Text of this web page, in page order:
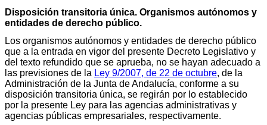
Disposición transitoria única. Organismos autónomos y
entidades de derecho público.
Los organismos autónomos y entidades de derecho público
que a la entrada en vigor del presente Decreto Legislativo y
del texto refundido que se aprueba, no se hayan adecuado a
las previsiones de la Ley 9/2007, de 22 de octubre, de la
Administración de la Junta de Andalucía, conforme a su
disposición transitoria única, se regirán por lo establecido
por la presente Ley para las agencias administrativas y
agencias públicas empresariales, respectivamente.